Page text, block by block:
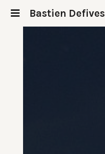
Bastien Defives